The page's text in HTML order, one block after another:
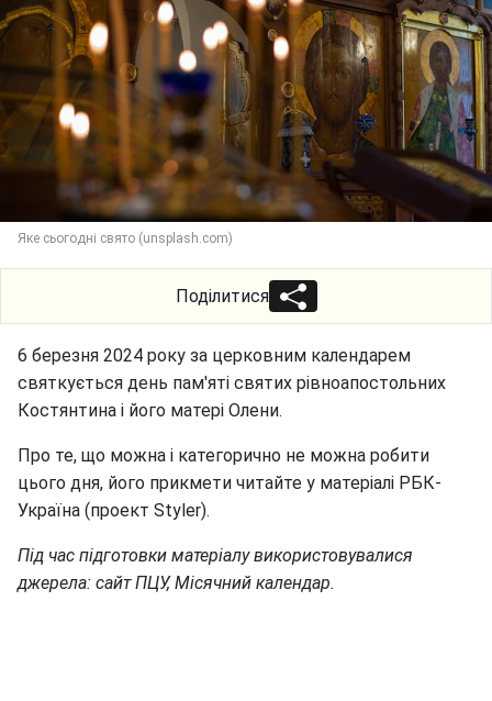
Яке сьогодні свято (unsplash.com)
Поділитися
6 березня 2024 року за церковним календарем
святкується день пам'яті святих рівноапостольних
Костянтина і його матері Олени.
Про те, що можна і категорично не можна робити
цього дня, його прикмети читайте у матеріалі РБК-
Україна (проект Styler).
Під час підготовки матеріалу використовувалися
джерела: сайт ПЦУ, Місячний календар.